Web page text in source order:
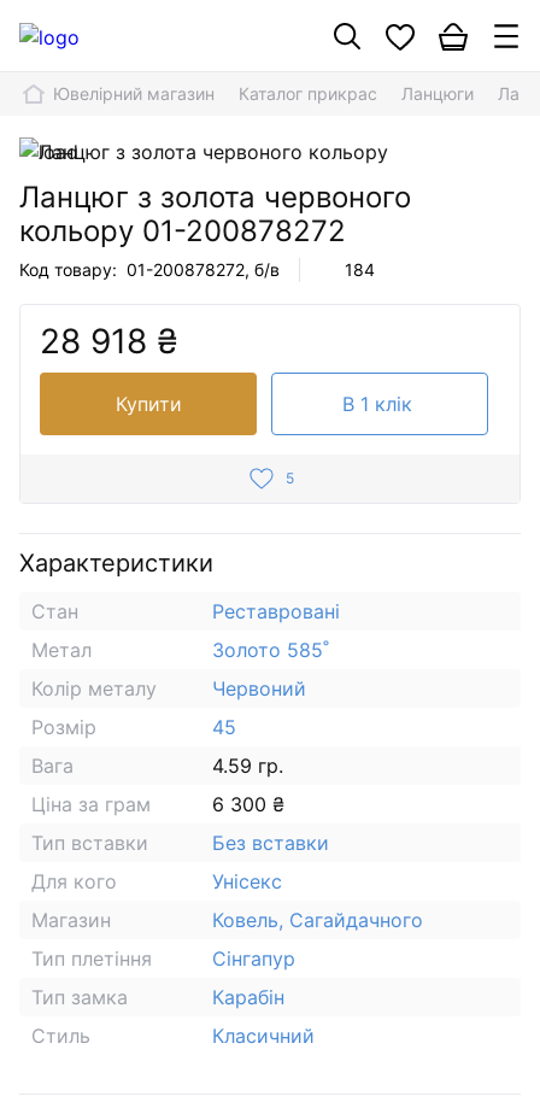
Ювелірний магазин Каталог прикрас Ланцюги
Ланцюг з золота червоного
кольору 01-200878272
Код товару: 01-200878272, б/в 184
28 918 ₴
Купити В 1 клік
5
Характеристики
Стан
Реставровані
Метал
Золото 585˚
Колір металу
Червоний
Розмір
45
Вага
4.59 гр.
Ціна за грам
6 300 ₴
Тип вставки
Без вставки
Для кого
Унісекс
Магазин
Ковель, Сагайдачного
Тип плетіння
Сінгапур
Тип замка
Карабін
Стиль
Класичний